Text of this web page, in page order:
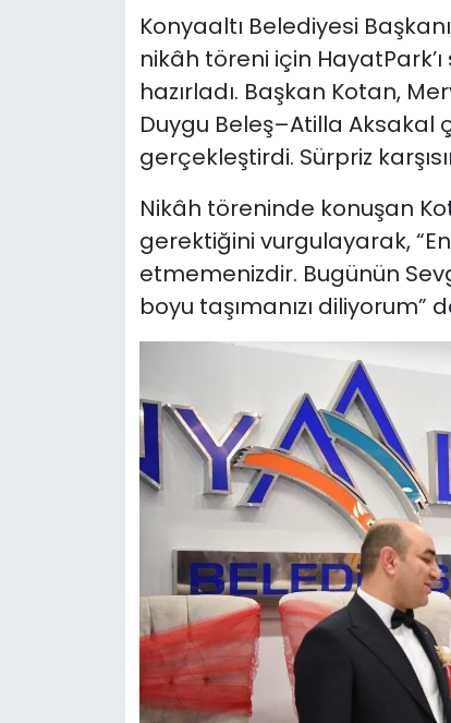
Konyaaltı Belediyesi
nikâh töreni için
hazırladı. Başkan Kotan,
Duygu Beleş–Atilla Aksakal
gerçekleştirdi. Sürpriz
Nikâh töreninde konuşan
gerektiğini vurgulayarak,
etmemenizdir. Bugünün
boyu taşımanızı diliyorum”